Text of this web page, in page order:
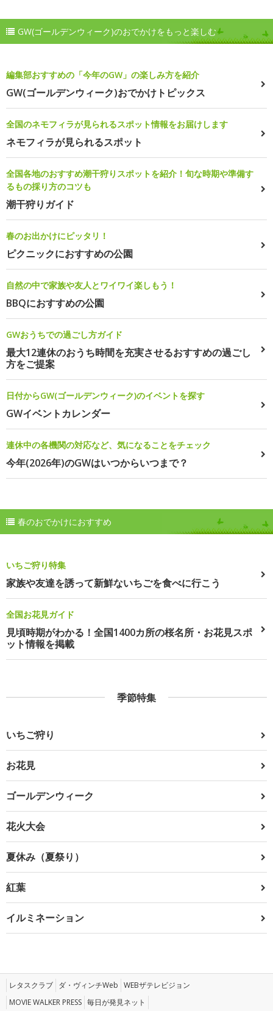
GW(ゴールデンウィーク)のおでかけをもっと楽しむ
編集部おすすめの「今年のGW」の楽しみ方を紹介
GW(ゴールデンウィーク)おでかけトピックス
全国のネモフィラが見られるスポット情報をお届けします
ネモフィラが見られるスポット
全国各地のおすすめ潮干狩りスポットを紹介！旬な時期や準備す
るもの採り方のコツも
潮干狩りガイド
春のお出かけにピッタリ！
ピクニックにおすすめの公園
自然の中で家族や友人とワイワイ楽しもう！
BBQにおすすめの公園
GWおうちでの過ごし方ガイド
最大12連休のおうち時間を充実させるおすすめの過ごし
方をご提案
日付からGW(ゴールデンウィーク)のイベントを探す
GWイベントカレンダー
連休中の各機関の対応など、気になることをチェック
今年(2026年)のGWはいつからいつまで？
春のおでかけにおすすめ
いちご狩り特集
家族や友達を誘って新鮮ないちごを食べに行こう
全国お花見ガイド
見頃時期がわかる！全国1400カ所の桜名所・お花見スポ
ット情報を掲載
季節特集
いちご狩り
お花見
ゴールデンウィーク
花火大会
夏休み（夏祭り）
紅葉
イルミネーション
レタスクラブ ダ・ヴィンチWeb WEBザテレビジョン
MOVIE WALKER PRESS 毎日が発見ネット